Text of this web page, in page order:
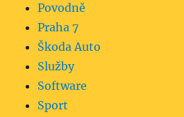
Povodně
Praha 7
Škoda Auto
Služby
Software
Sport